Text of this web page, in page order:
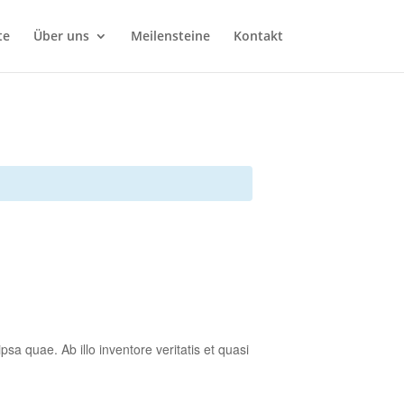
Über uns Meilensteine Kontakt
quae. Ab illo inventore veritatis et quasi